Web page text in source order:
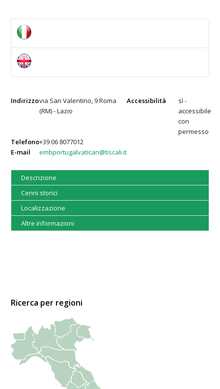
Indirizzovia San Valentino, 9 Roma
(RM) - Lazio
Accessibilità
sì -
accessibile
con
permesso
Telefono+39 06 8077012
E-mail
embportugalvatican@tiscali.it
Descrizione
Cenni storici
Localizzazione
Altre informazioni
Ricerca per regioni